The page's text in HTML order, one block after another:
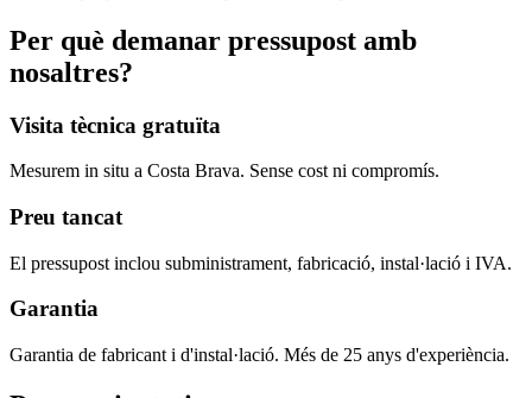
Per què demanar pressupost amb
nosaltres?
Visita tècnica gratuïta
Mesurem in situ a Costa Brava. Sense cost ni compromís.
Preu tancat
El pressupost inclou subministrament, fabricació, instal·lació i IVA.
Garantia
Garantia de fabricant i d'instal·lació. Més de 25 anys d'experiència.